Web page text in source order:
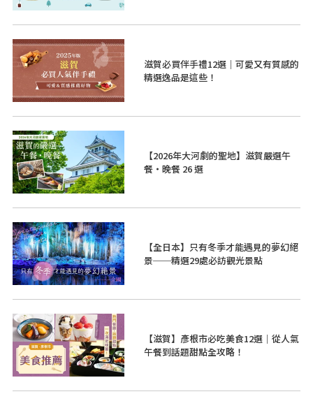
滋賀必買伴手禮12選｜可愛又有質感的
精選逸品是這些！
【2026年大河劇的聖地】滋賀嚴選午
餐・晚餐 26 選
【全日本】只有冬季才能遇見的夢幻絕
景──精選29處必訪觀光景點
【滋賀】彥根市必吃美食12選｜從人氣
午餐到話題甜點全攻略！